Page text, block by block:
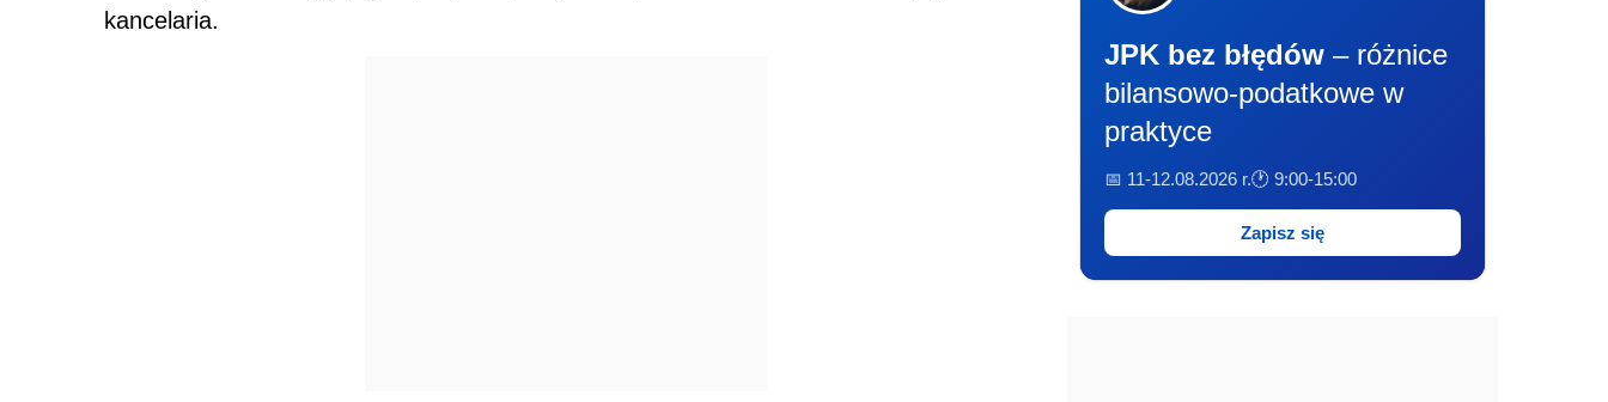
kancelaria.
JPK bez błędów – różnice
bilansowo-podatkowe w
praktyce
📅 11-12.08.2026 r.🕐 9:00-15:00
Zapisz się